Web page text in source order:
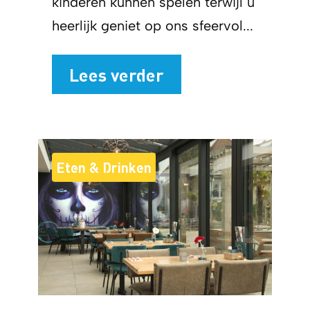
heerlijk geniet op ons sfeervol...
Lees verder
Eten & Drinken